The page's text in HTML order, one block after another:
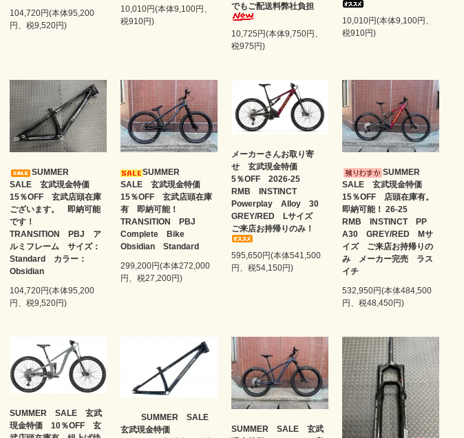
104,720円(本体95,200
円、税9,520円)
10,010円(本体9,100円、
税910円)
でもご配送料弊社負担
10,725円(本体9,750円、
税975円)
10,010円(本体9,100円、
税910円)
SUMMER
SALE 玄武現金特価
15％OFF 玄武店頭在庫
ございます。 即納可能
です！
TRANSITION PBJ ア
ルミフレーム サイズ：
Standard カラー：
Obsidian
104,720円(本体95,200
円、税9,520円)
SUMMER
SALE 玄武現金特価
15％OFF 玄武店頭在庫
有 即納可能！
TRANSITION PBJ
Complete Bike
Obsidian Standard
299,200円(本体272,000
円、税27,200円)
メーカーさんお取り寄
せ 玄武現金特価
5％OFF 2026-25
RMB INSTINCT
Powerplay Alloy 30
GREY/RED Lサイズ
ご来店お持帰りのみ！
595,650円(本体541,500
円、税54,150円)
SUMMER
SALE 玄武現金特価
15％OFF 店頭在庫有。
即納可能！ 26-25
RMB INSTINCT PP
A30 GREY/RED Mサ
イズ ご来店お持帰りの
み メーカー完売 ラス
イチ
532,950円(本体484,500
円、税48,450円)
SUMMER SALE 玄武
現金特価 10％OFF 玄
SUMMER SALE
玄武現金特価
SUMMER SALE 玄武